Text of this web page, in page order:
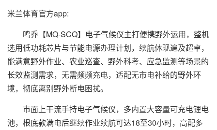
米兰体育官方app:
鸣乔【MQ-SCQ】电子气候仪主打便携野外运用，整机
选用低功耗芯片与节能电源办理计划，续航体现遍及超卓，
能满意野外作业、农业巡查、野外科考、应急监测等场景的
长效监测需求，无需频频充电，适配无市电补给的野外环
境，彻底离别野外断电困扰。
市面上干流手持电子气候仪，多内置大容量可充电锂电
池，根底款满电后继续作业续航可达18至30小时，高配多